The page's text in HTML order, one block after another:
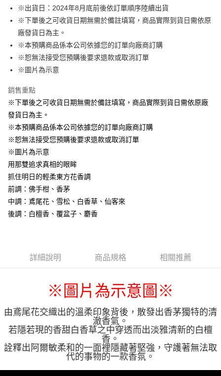
悠遊付
Google Pay
ATM付款
運送方式
每筆NT$100，滿NT$1,300(含以上)免運費
※出貨日：2024年8月底前後依訂單順序陸續出貨
※下單後之可收貨日期無需於備註填寫，商品實際到貨日需依原
廠發貨日為主。
※本預購商品係本公司依據您的訂單向廠商訂購
※恕無法接受您預購後要求退款或取消訂單
※圖片為示意
銷售重點
※下單後之可收貨日期無需於備註填寫，商品實際到貨日需依原廠
發貨日為主。
※本預購商品係本公司依據您的訂單向廠商訂購
※恕無法接受您預購後要求退款或取消訂單
※圖片為示意
用那雙追求真相的眼眸
抓住明日的輕柔東方花香調
前調：佛手柑、香茅
中調：鳶尾花、雪松、白香草、仙客來
後調：白檀香、覆盆子、麝香
詳細說明 商品規格 相關推薦
※圖片為示意圖 ※
由鳶尾花交織出的溫柔印象背後，散發出香茅獨特的清
澈香氣。
若隱若現的香甜白香草之中穿透而出淡雅清新的白檀
香。
詮釋出阿爾敏柔和的一面裡隱藏著堅強，守護著無法取
代的事物的一款香氛。